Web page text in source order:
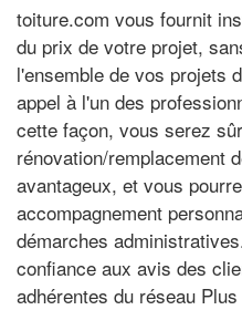
toiture.com vous fournit
du prix de votre projet,
l'ensemble de vos projets
appel à l'un des
cette façon, vous serez
rénovation/remplacement
avantageux, et vous
accompagnement
démarches
confiance aux avis des
adhérentes du réseau